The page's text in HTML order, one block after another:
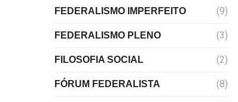
FEDERALISMO IMPERFEITO (9)
FEDERALISMO PLENO (3)
FILOSOFIA SOCIAL (2)
FÓRUM FEDERALISTA (8)